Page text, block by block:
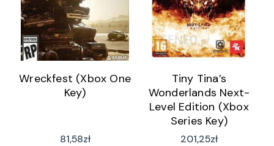
Wreckfest (Xbox One
Key)
81,58zł
Tiny Tina’s
Wonderlands Next-
Level Edition (Xbox
Series Key)
201,25zł